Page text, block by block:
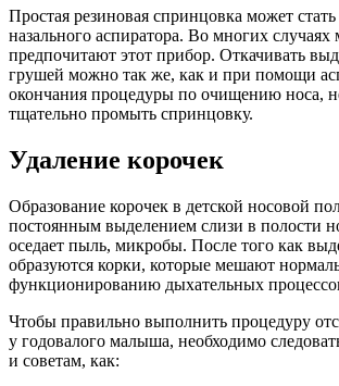
Простая резиновая спринцовка может
назального аспиратора. Во многих случаях
предпочитают этот прибор. Откачивать
грушей можно так же, как и при помощи
окончания процедуры по очищению носа,
тщательно промыть спринцовку.
Удаление корочек
Образование корочек в детской носовой
постоянным выделением слизи в полости
оседает пыль, микробы. После того как
образуются корки, которые мешают
функционированию дыхательных
Чтобы правильно выполнить процедуру
у годовалого малыша, необходимо
и советам, как: